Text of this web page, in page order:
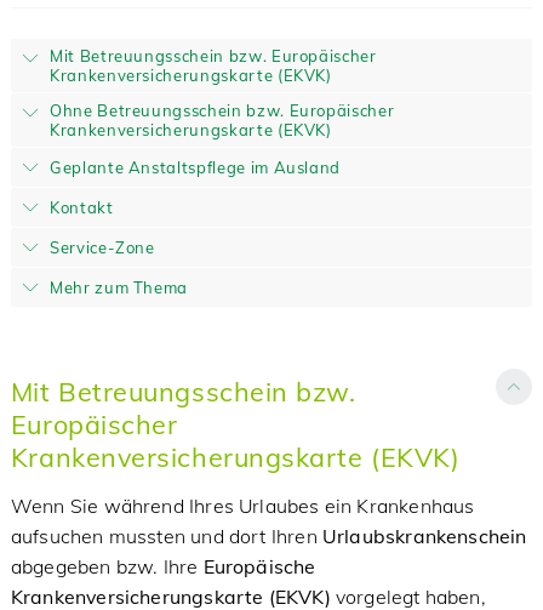
Mit Betreuungsschein bzw. Europäischer
Krankenversicherungskarte (EKVK)
Ohne Betreuungsschein bzw. Europäischer
Krankenversicherungskarte (EKVK)
Geplante Anstaltspflege im Ausland
Kontakt
Service-Zone
Mehr zum Thema
Mit Betreuungsschein bzw.
Europäischer
Krankenversicherungskarte (EKVK)
Wenn Sie während Ihres Urlaubes ein Krankenhaus
aufsuchen mussten und dort Ihren Urlaubskrankenschein
abgegeben bzw. Ihre Europäische
Krankenversicherungskarte (EKVK) vorgelegt haben,